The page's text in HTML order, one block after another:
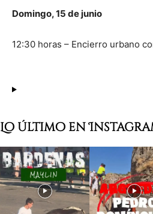
Domingo, 15 de junio
12:30 horas – Encierro urbano
Lo último en